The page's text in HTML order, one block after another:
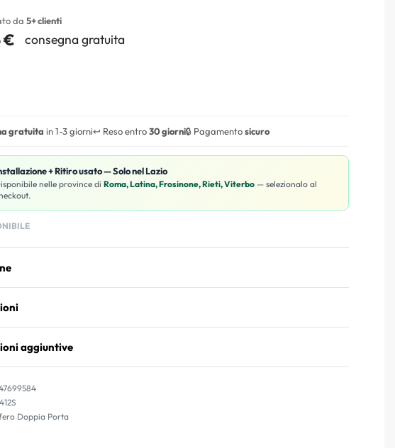
da 5+ clienti
€ consegna gratuita
gratuita in 1-3 giorni↩️ Reso entro30 giorni🔒 Pagamentosicuro
+ Ritiro usato — Solo nel Lazio
nelle province di Roma, Latina, Frosinone, Rieti, Viterbo — selezionalo al
aggiuntive
Doppia Porta